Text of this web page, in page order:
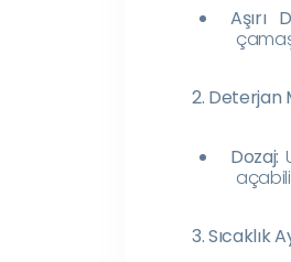
Aşırı
2. Deterjan
Dozaj:
3. Sıcaklık